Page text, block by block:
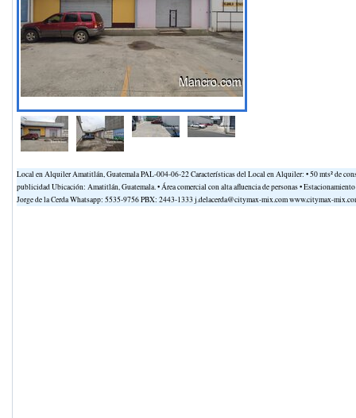
Local en Alquiler Amatitlán, Guatemala PAL-004-06-22 Características del Local en Alquiler: • 50 mts² de
publicidad Ubicación: Amatitlán, Guatemala. • Área comercial con alta afluencia de personas •
Jorge de la Cerda Whatsapp: 5535-9756 PBX: 2443-1333 j.delacerda@citymax-mix.com www.citymax-